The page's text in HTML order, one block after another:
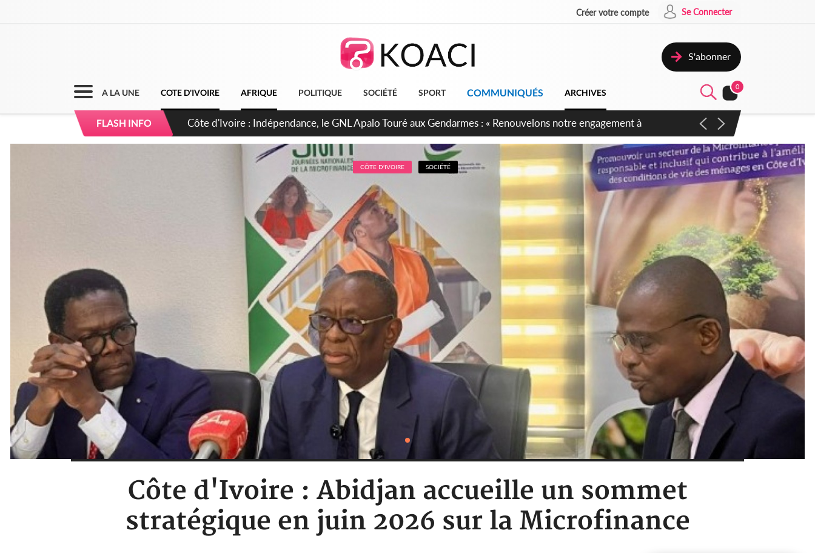
Créer votre compte Se Connecter
S'abonner
A LA UNE COTE D'IVOIRE AFRIQUE POLITIQUE SOCIÉTÉ SPORT COMMUNIQUÉS ARCHIVES
0
FLASH INFO
Sierra Leone : Un projet de réforme constitutionnelle en gestation, points clés des amendements, un exclu
d'avance
CÔTE D'IVOIRE SOCIÉTÉ
Côte d'Ivoire : Abidjan accueille un sommet
stratégique en juin 2026 sur la Microfinance